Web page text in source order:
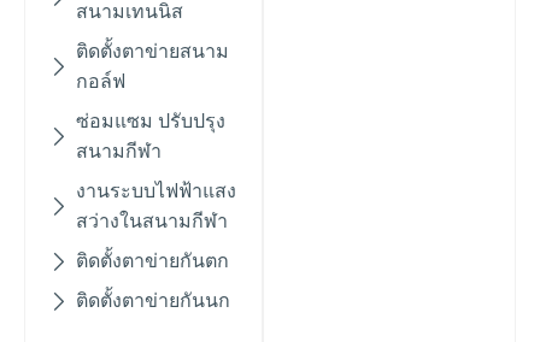
สนามเทนนิส
ติดตั้งตาข่ายสนาม
กอล์ฟ
ซ่อมแซม ปรับปรุง
สนามกีฬา
งานระบบไฟฟ้าแสง
สว่างในสนามกีฬา
ติดตั้งตาข่ายกันตก
ติดตั้งตาข่ายกันนก